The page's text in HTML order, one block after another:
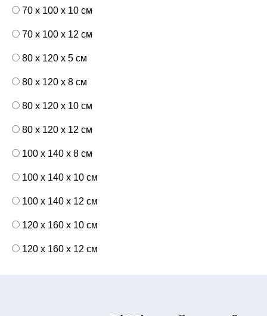
70 x 100 x 10 см
70 x 100 x 12 см
80 x 120 x 5 см
80 x 120 x 8 см
80 x 120 x 10 см
80 x 120 x 12 см
100 x 140 x 8 см
100 x 140 x 10 см
100 x 140 x 12 см
120 x 160 x 10 см
120 x 160 x 12 см